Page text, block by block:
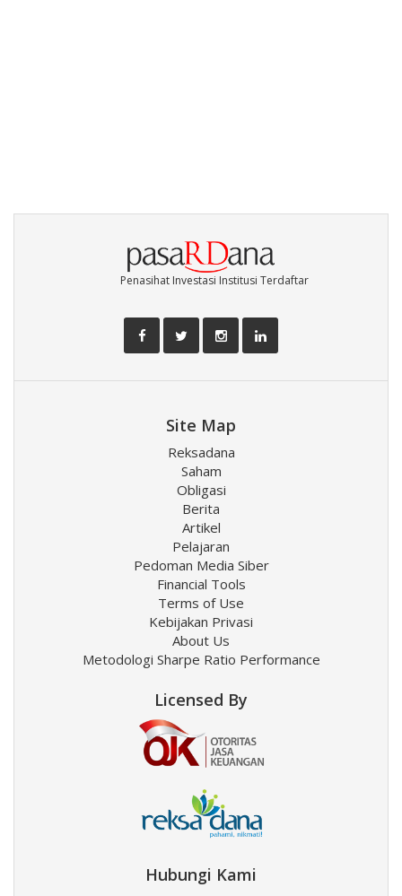
Penasihat Investasi Institusi Terdaftar
Site Map
Reksadana
Saham
Obligasi
Berita
Artikel
Pelajaran
Pedoman Media Siber
Financial Tools
Terms of Use
Kebijakan Privasi
About Us
Metodologi Sharpe Ratio Performance
Licensed By
Hubungi Kami